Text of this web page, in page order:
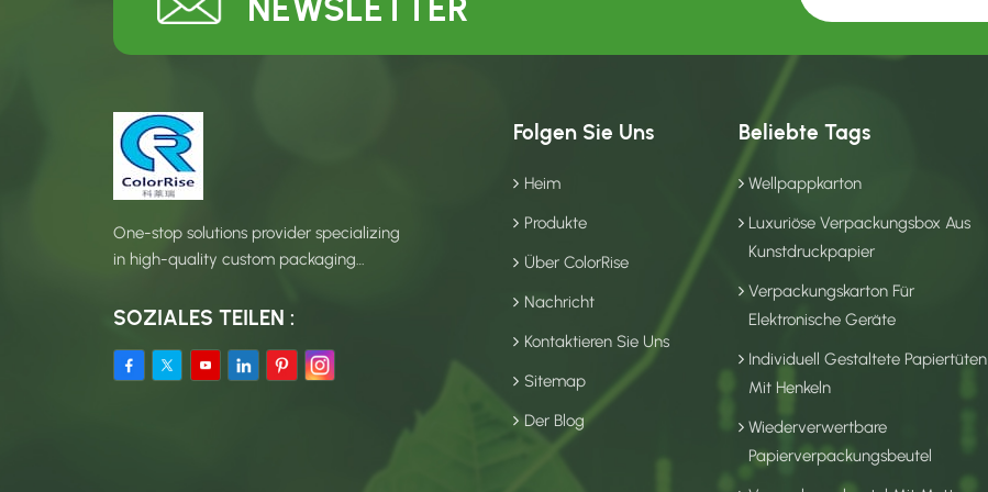
NEWSLETTER
One-stop solutions provider specializing
in high-quality custom packaging
SOZIALES TEILEN :
Folgen Sie Uns
Heim
Produkte
Über ColorRise
Nachricht
Kontaktieren Sie Uns
Sitemap
Der Blog
Beliebte Tags
Wellpappkarton
Luxuriöse Verpackungsbox Aus
Kunstdruckpapier
Verpackungskarton Für
Elektronische Geräte
Individuell Gestaltete Papiertüten
Mit Henkeln
Wiederverwertbare
Papierverpackungsbeutel